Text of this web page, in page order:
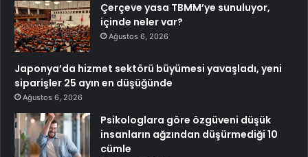
Çerçeve yasa TBMM’ye sunuluyor,
içinde neler var?
Ağustos 6, 2026
Japonya’da hizmet sektörü büyümesi yavaşladı, yeni
siparişler 25 ayın en düşüğünde
Ağustos 6, 2026
Psikologlara göre özgüveni düşük
insanların ağzından düşürmediği 10
cümle